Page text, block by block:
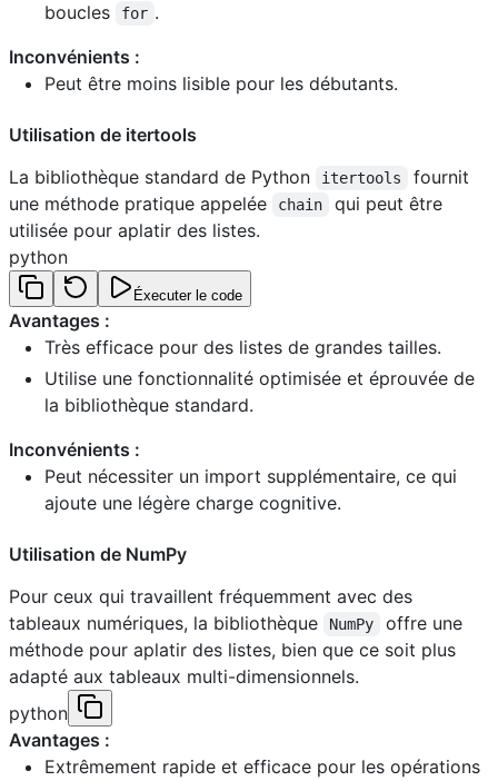
boucles
for .
Inconvénients :
Peut être moins lisible pour les débutants.
Utilisation de itertools
La bibliothèque standard de Python
itertools
fournit
une méthode pratique appelée
chain
qui peut être
utilisée pour aplatir des listes.
python
Éxecuter le code
Avantages :
Très efficace pour des listes de grandes tailles.
Utilise une fonctionnalité optimisée et éprouvée de
la bibliothèque standard.
Inconvénients :
Peut nécessiter un import supplémentaire, ce qui
ajoute une légère charge cognitive.
Utilisation de NumPy
Pour ceux qui travaillent fréquemment avec des
tableaux numériques, la bibliothèque
NumPy
offre une
méthode pour aplatir des listes, bien que ce soit plus
adapté aux tableaux multi-dimensionnels.
python
Avantages :
Extrêmement rapide et efficace pour les opérations